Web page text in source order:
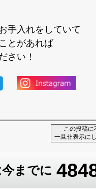
手入れをしていて
とがあれば
さい！
この投稿に
一旦非表示に
までに